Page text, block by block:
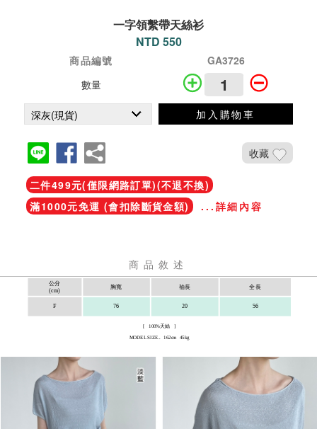
一字領繫帶天絲衫
NTD 550
商品編號
GA3726
數量
加入購物車
收藏
二件499元(僅限網路訂單)(不退不換)
滿1000元免運 (會扣除斷貨金額)
...詳細內容
商品敘述